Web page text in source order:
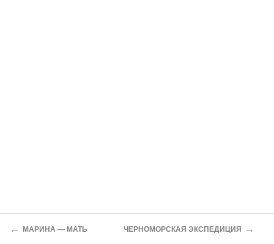
← МАРИНА — МАТЬ ЧЕРНОМОРСКАЯ ЭКСПЕДИЦИЯ →